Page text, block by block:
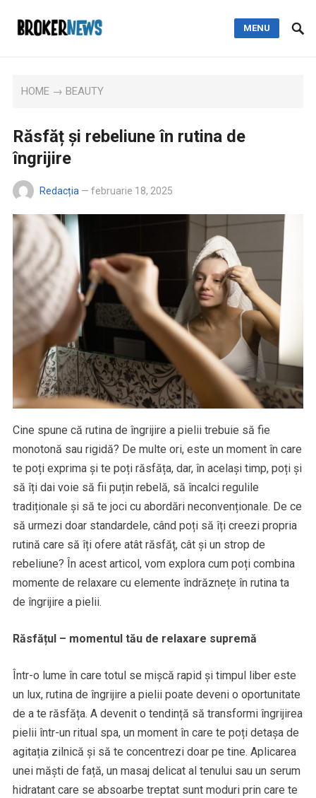
MENU
HOME →BEAUTY
Răsfăț și rebeliune în rutina de
îngrijire
Redacția — februarie 18, 2025
Cine spune că rutina de îngrijire a pielii trebuie să fie
monotonă sau rigidă? De multe ori, este un moment în care
te poți exprima și te poți răsfăța, dar, în același timp, poți și
să îți dai voie să fii puțin rebelă, să încalci regulile
tradiționale și să te joci cu abordări neconvenționale. De ce
să urmezi doar standardele, când poți să îți creezi propria
rutină care să îți ofere atât răsfăț, cât și un strop de
rebeliune? În acest articol, vom explora cum poți combina
momente de relaxare cu elemente îndrăznețe în rutina ta
de îngrijire a pielii.
Răsfățul – momentul tău de relaxare supremă
Într-o lume în care totul se mișcă rapid și timpul liber este
un lux, rutina de îngrijire a pielii poate deveni o oportunitate
de a te răsfăța. A devenit o tendință să transformi îngrijirea
pielii într-un ritual spa, un moment în care te poți detașa de
agitația zilnică și să te concentrezi doar pe tine. Aplicarea
unei măști de față, un masaj delicat al tenului sau un serum
hidratant care se absoarbe treptat sunt moduri prin care te